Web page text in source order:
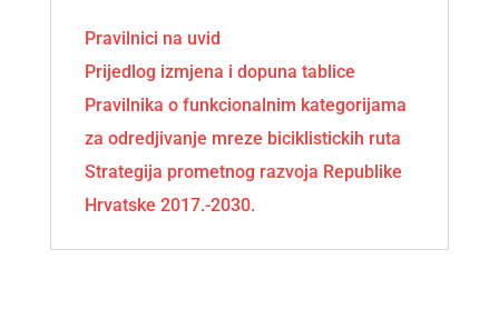
Pravilnici na uvid
Prijedlog izmjena i dopuna tablice
Pravilnika o funkcionalnim kategorijama
za odredjivanje mreze biciklistickih ruta
Strategija prometnog razvoja Republike
Hrvatske 2017.-2030.